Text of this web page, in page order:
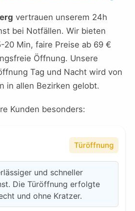
vertrauen unserem 24h
bei Notfällen. Wir bieten
20 Min, faire Preise ab 69 €
Öffnung. Unsere
Tag und Nacht wird von
in allen Bezirken gelobt.
Kunden besonders:
Türöffnung
und schneller
Die Türöffnung erfolgte
und ohne Kratzer.